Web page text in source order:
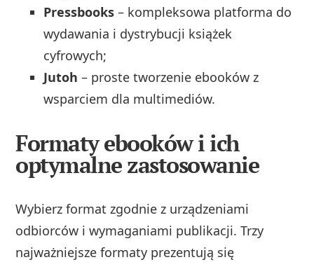
Pressbooks – kompleksowa platforma do
wydawania i dystrybucji książek
cyfrowych;
Jutoh – proste tworzenie ebooków z
wsparciem dla multimediów.
Formaty ebooków i ich
optymalne zastosowanie
Wybierz format zgodnie z urządzeniami
odbiorców i wymaganiami publikacji. Trzy
najważniejsze formaty prezentują się